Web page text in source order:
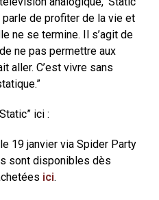
de profiter de la vie et
ne se termine. Il s’agit de
ne pas permettre aux
aller. C’est vivre sans
ici :
19 janvier via Spider Party
sont disponibles dès
ici.